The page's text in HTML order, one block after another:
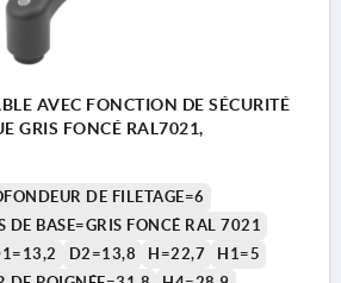
AVEC FONCTION DE SÉCURITÉ
GRIS FONCÉ RAL7021,
DE FILETAGE=6
DE BASE=GRIS FONCÉ RAL 7021
D2=13,8 H=22,7
H1=5